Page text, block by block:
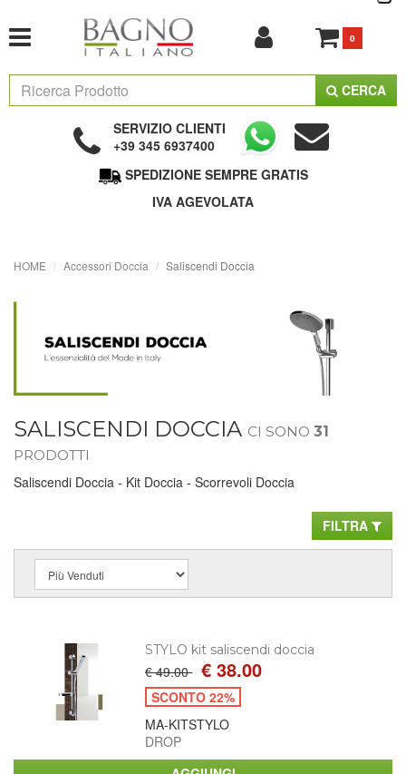
0
CERCA
SERVIZIO CLIENTI
+39 345 6937400
SPEDIZIONE SEMPRE GRATIS
IVA AGEVOLATA
HOME Accessori Doccia Saliscendi Doccia
SALISCENDI DOCCIA CI SONO 31
PRODOTTI
Saliscendi Doccia - Kit Doccia - Scorrevoli Doccia
FILTRA
STYLO kit saliscendi doccia
€ 49.00 € 38.00
SCONTO 22%
MA-KITSTYLO
DROP